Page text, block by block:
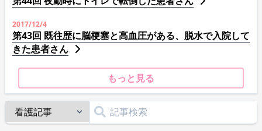
2017/12/4
第43回 既往歴に脳梗塞と高血圧がある、脱水で入院して
きた患者さん
もっと見る